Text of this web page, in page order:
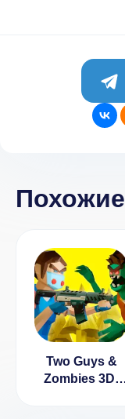
Похожие
Two Guys &
Zombies 3D: